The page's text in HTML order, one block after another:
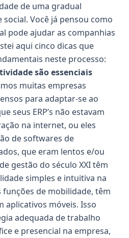
de uma gradual
Você já pensou como
pode ajudar as companhias
aqui cinco dicas que
neste processo:
são essenciais
muitas empresas
para adaptar-se ao
seus ERP’s não estavam
na internet, ou eles
de softwares de
que eram lentos e/ou
gestão do século XXI têm
simples e intuitiva na
de mobilidade, têm
aplicativos móveis. Isso
adequada de trabalho
e presencial na empresa,